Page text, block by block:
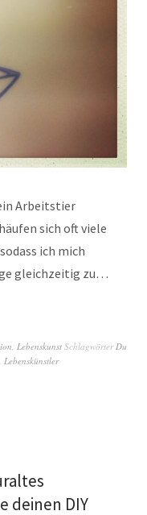
Arbeitstier
sich oft viele
ich mich
gleichzeitig zu…
, Lebenskunst SchlagwörterDu
, Lebenskünstler
deinen DIY